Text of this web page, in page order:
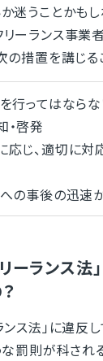
迷うことかもし
ーランス事業
の措置を講じる
を行ってはなら
・啓発
応じ、適切に
への事後の迅
ーランス
ス法」に違反
な罰則が科され